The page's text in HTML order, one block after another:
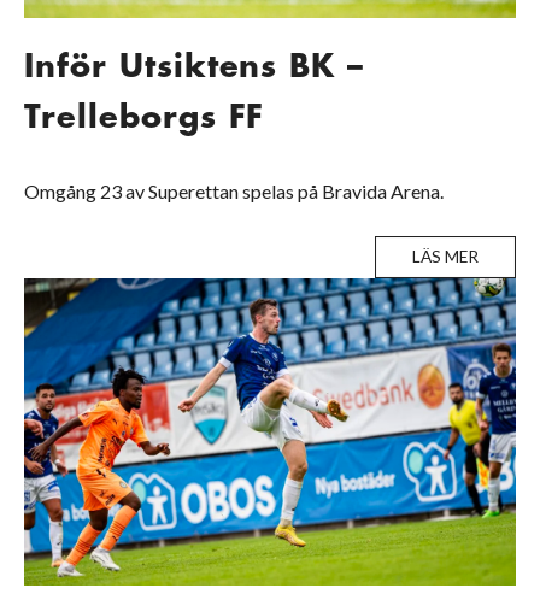
Inför Utsiktens BK –
Trelleborgs FF
Omgång 23 av Superettan spelas på Bravida Arena.
LÄS MER